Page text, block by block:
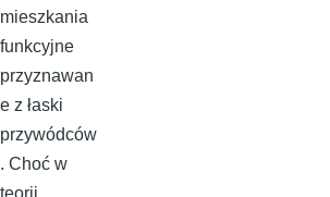
mieszkania
funkcyjne
przyznawan
e z łaski
przywódców
. Choć w